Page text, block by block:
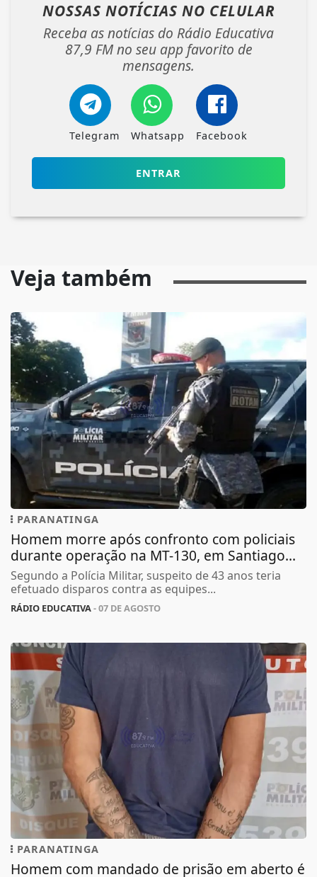
NOSSAS NOTÍCIAS NO CELULAR
Receba as notícias do Rádio Educativa
87,9 FM no seu app favorito de
mensagens.
Telegram Whatsapp Facebook
ENTRAR
Veja também
PARANATINGA
Homem morre após confronto com policiais
durante operação na MT-130, em Santiago...
Segundo a Polícia Militar, suspeito de 43 anos teria
efetuado disparos contra as equipes...
RÁDIO EDUCATIVA- 07 DE AGOSTO
PARANATINGA
Homem com mandado de prisão em aberto é